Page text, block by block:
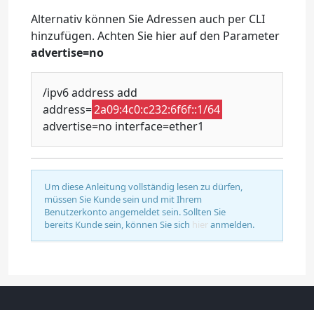
Alternativ können Sie Adressen auch per CLI
hinzufügen. Achten Sie hier auf den Parameter
advertise=no
/ipv6 address add
address=2a09:4c0:c232:6f6f::1/64
advertise=no interface=ether1
Um diese Anleitung vollständig lesen zu dürfen,
müssen Sie Kunde sein und mit Ihrem
Benutzerkonto angemeldet sein. Sollten Sie
bereits Kunde sein, können Sie sich hieranmelden.